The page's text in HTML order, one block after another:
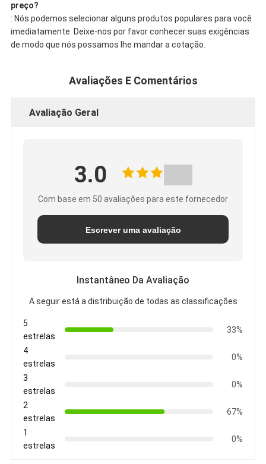
preço?
: Nós podemos selecionar alguns produtos populares para você
imediatamente. Deixe-nos por favor conhecer suas exigências
de modo que nós possamos lhe mandar a cotação.
Avaliações E Comentários
Avaliação Geral
3.0
Com base em 50 avaliações para este fornecedor
Escrever uma avaliação
Instantâneo Da Avaliação
A seguir está a distribuição de todas as classificações
5
estrelas
33%
4
estrelas
0%
3
estrelas
0%
2
estrelas
67%
1
estrelas
0%